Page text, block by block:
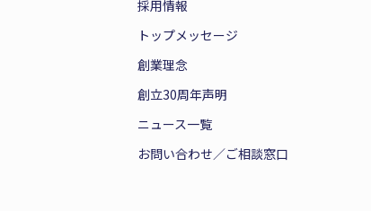
採用情報
トップメッセージ
創業理念
創立30周年声明
ニュース一覧
お問い合わせ／ご相談窓口